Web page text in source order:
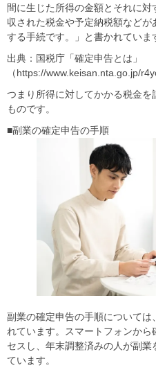
間に生じた所得の金額とそれに
収された税金や予定納税額など
する手続です。」と書かれていま
出典：国税庁「確定申告とは」
（https://www.keisan.nta.go.jp/
つまり所得に対してかかる税金
ものです。
■副業の確定申告の手順
副業の確定申告の手順については
れています。スマートフォンか
セスし、年末調整済みの人が副
ています。